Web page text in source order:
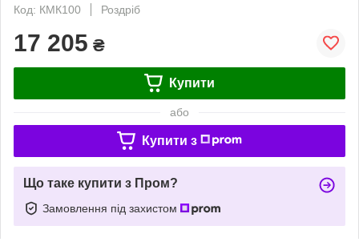
Код: КМК100
Роздріб
17 205 ₴
Купити
або
Купити з
Що таке купити з Пром?
Замовлення під захистом